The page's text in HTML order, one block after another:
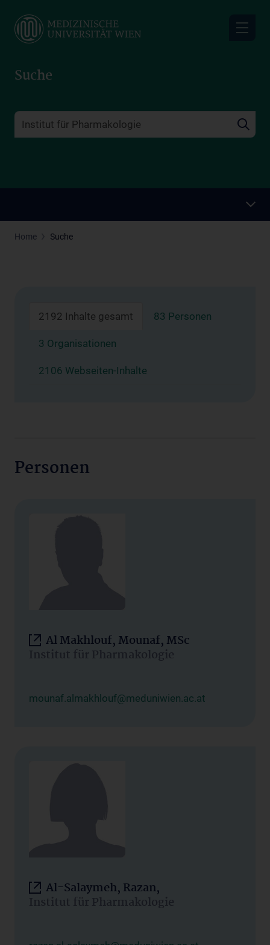
main
Suche
Home Suche
2192 Inhalte gesamt 83 Personen
3 Organisationen
2106 Webseiten-Inhalte
Personen
Al Makhlouf, Mounaf, MSc
Institut für Pharmakologie
mounaf.almakhlouf@meduniwien.ac.at
Al-Salaymeh, Razan,
Institut für Pharmakologie